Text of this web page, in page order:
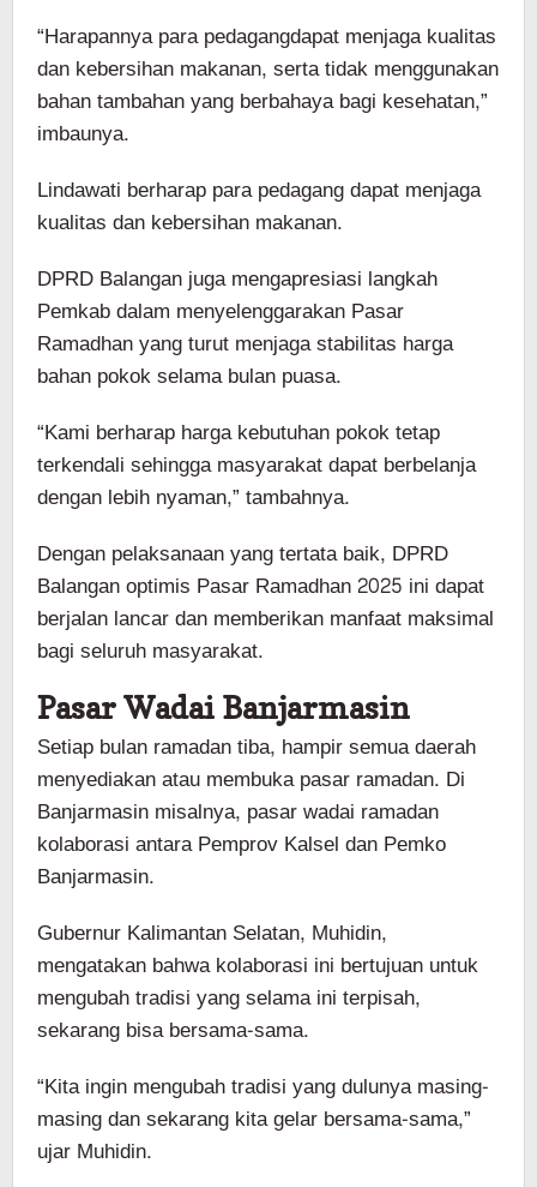
“Harapannya para pedagangdapat menjaga kualitas
dan kebersihan makanan, serta tidak menggunakan
bahan tambahan yang berbahaya bagi kesehatan,”
imbaunya.
Lindawati berharap para pedagang dapat menjaga
kualitas dan kebersihan makanan.
DPRD Balangan juga mengapresiasi langkah
Pemkab dalam menyelenggarakan Pasar
Ramadhan yang turut menjaga stabilitas harga
bahan pokok selama bulan puasa.
“Kami berharap harga kebutuhan pokok tetap
terkendali sehingga masyarakat dapat berbelanja
dengan lebih nyaman,” tambahnya.
Dengan pelaksanaan yang tertata baik, DPRD
Balangan optimis Pasar Ramadhan 2025 ini dapat
berjalan lancar dan memberikan manfaat maksimal
bagi seluruh masyarakat.
Pasar Wadai Banjarmasin
Setiap bulan ramadan tiba, hampir semua daerah
menyediakan atau membuka pasar ramadan. Di
Banjarmasin misalnya, pasar wadai ramadan
kolaborasi antara Pemprov Kalsel dan Pemko
Banjarmasin.
Gubernur Kalimantan Selatan, Muhidin,
mengatakan bahwa kolaborasi ini bertujuan untuk
mengubah tradisi yang selama ini terpisah,
sekarang bisa bersama-sama.
“Kita ingin mengubah tradisi yang dulunya masing-
masing dan sekarang kita gelar bersama-sama,”
ujar Muhidin.